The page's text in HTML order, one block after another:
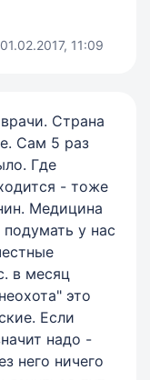
01.02.2017, 11:09
Страна
Сам 5 раз
Где
- тоже
Медицина
у нас
в месяц
это
Если
надо -
него ничего